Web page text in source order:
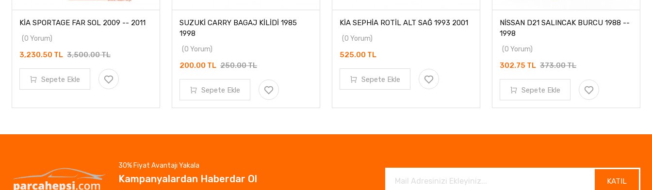
KİA SPORTAGE FAR SOL 2009 -- 2011
(0 Yorum)
3,230.50 TL 3,500.00 TL
Sepete Ekle
SUZUKİ CARRY BAGAJ KİLİDİ 1985
1998
(0 Yorum)
200.00 TL 250.00 TL
Sepete Ekle
KİA SEPHİA ROTİL ALT SAĞ 1993 2001
(0 Yorum)
525.00 TL
Sepete Ekle
NİSSAN D21 SALINCAK BURCU 1988 --
1998
(0 Yorum)
302.75 TL 373.00 TL
Sepete Ekle
30% Fiyat Avantajı Yakala
Kampanyalardan Haberdar Ol KATIL